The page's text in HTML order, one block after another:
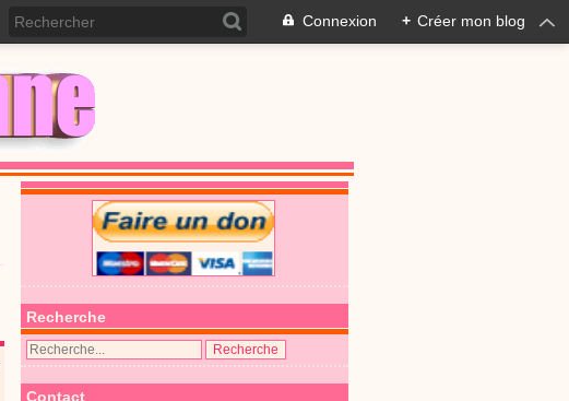
Connexion + Créer mon blog
Recherche
Contact